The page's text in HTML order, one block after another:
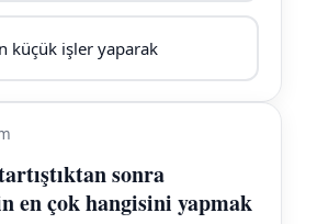
küçük işler yaparak
sonra
en çok hangisini yapmak